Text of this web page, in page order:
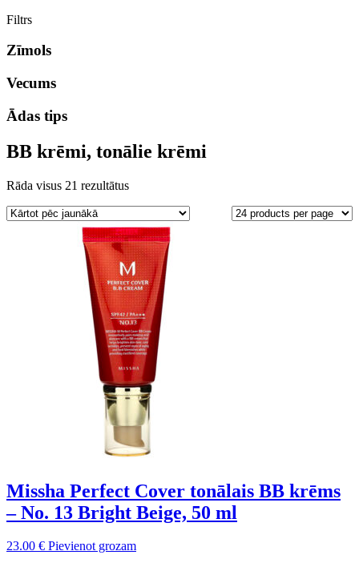
Filtrs
Zīmols
Vecums
Ādas tips
BB krēmi, tonālie krēmi
Rāda visus 21 rezultātusSorted
Missha Perfect Cover tonālais BB krēms
– No. 13 Bright Beige, 50 ml
23.00 € Pievienot grozam